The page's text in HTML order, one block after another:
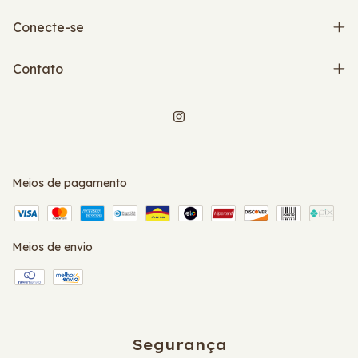
Conecte-se
Contato
Meios de pagamento
Meios de envio
Segurança